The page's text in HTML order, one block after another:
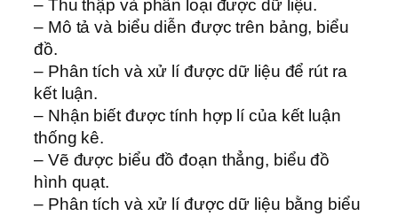
– Thu thập và phân loại được dữ liệu.
– Mô tả và biểu diễn được trên bảng, biểu
đồ.
– Phân tích và xử lí được dữ liệu để rút ra
kết luận.
– Nhận biết được tính hợp lí của kết luận
thống kê.
– Vẽ được biểu đồ đoạn thẳng, biểu đồ
hình quạt.
– Phân tích và xử lí được dữ liệu bằng biểu